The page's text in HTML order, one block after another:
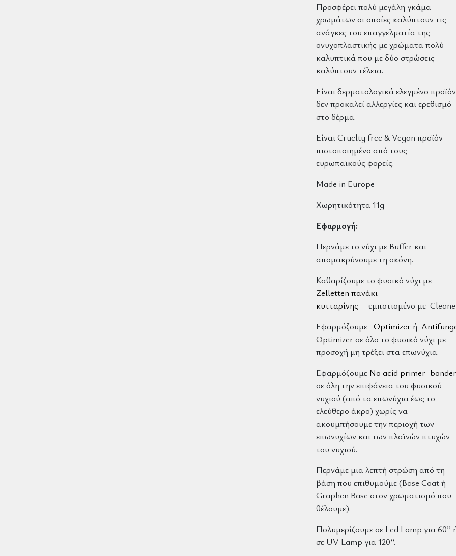
Προσφέρει πολύ μεγάλη γκάμα
χρωμάτων οι οποίες καλύπτουν τις
ανάγκες του επαγγελματία της
ονυχοπλαστικής με χρώματα πολύ
καλυπτικά που με δύο στρώσεις
καλύπτουν τέλεια.
Είναι δερματολογικά ελεγμένο
δεν προκαλεί αλλεργίες και ερεθισμό
στο δέρμα.
Είναι Cruelty free & Vegan προϊόν
πιστοποιημένο από τους
ευρωπαϊκούς φορείς.
Made in Europe
Χωρητικότητα 11g
Εφαρμογή:
Περνάμε το νύχι με Buffer και
απομακρύνουμε τη σκόνη.
Καθαρίζουμε το φυσικό νύχι με
Zelletten πανάκι
κυτταρίνης εμποτισμένο με
Εφαρμόζουμε Optimizerή
Optimizerσε όλο το φυσικό νύχι με
προσοχή μη τρέξει στα επωνύχια.
Εφαρμόζουμε No acid primer–bonder
σε όλη την επιφάνεια του φυσικού
νυχιού (από τα επωνύχια έως το
ελεύθερο άκρο) χωρίς να
ακουμπήσουμε την περιοχή των
επωνυχίων και των πλαϊνών πτυχών
του νυχιού.
Περνάμε μια λεπτή στρώση από τη
βάση που επιθυμούμε (Base Coat ή
Graphen Base στον χρωματισμό που
θέλουμε).
Πολυμερίζουμε σε Led Lamp για 60’’
σε UV Lamp για 120’’.